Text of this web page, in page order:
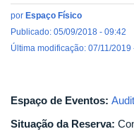
por Espaço Físico
Publicado: 05/09/2018 - 09:42
Última modificação: 07/11/2019
Espaço de Eventos:
Situação da Reserva: